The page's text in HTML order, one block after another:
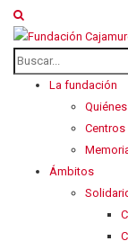
La fundación
Centros
Ámbitos